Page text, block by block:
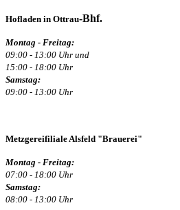
Hofladen in Ottrau-Bhf.
Montag - Freitag:
09:00 - 13:00 Uhr und
15:00 - 18:00 Uhr
Samstag:
09:00 - 13:00 Uhr
Metzgereifiliale Alsfeld "Brauerei"
Montag - Freitag:
07:00 - 18:00 Uhr
Samstag:
08:00 - 13:00 Uhr